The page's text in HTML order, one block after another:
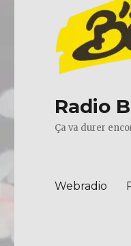
Radio
Ça va durer
Webradio